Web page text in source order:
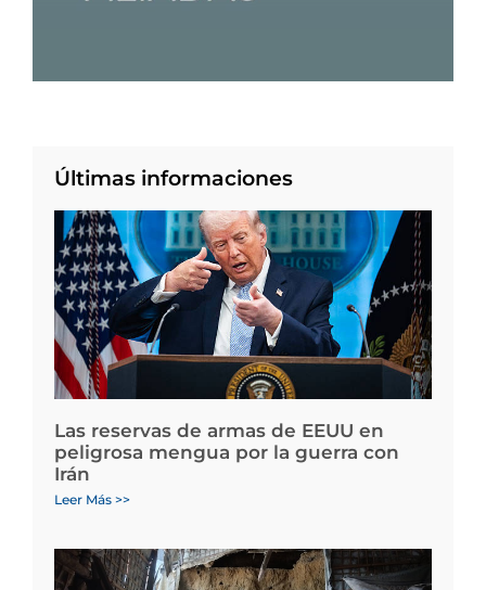
Últimas informaciones
Las reservas de armas de EEUU en
peligrosa mengua por la guerra con
Irán
Leer Más >>